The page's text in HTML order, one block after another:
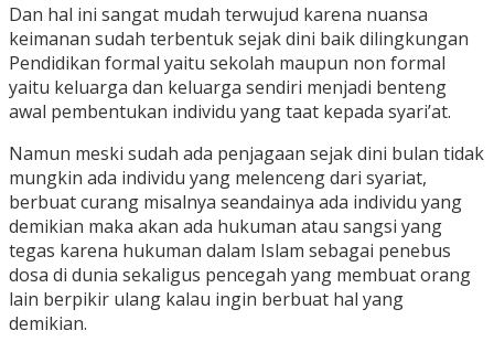
Dan hal ini sangat mudah terwujud karena nuansa
keimanan sudah terbentuk sejak dini baik dilingkungan
Pendidikan formal yaitu sekolah maupun non formal
yaitu keluarga dan keluarga sendiri menjadi benteng
awal pembentukan individu yang taat kepada syari’at.
Namun meski sudah ada penjagaan sejak dini bulan tidak
mungkin ada individu yang melenceng dari syariat,
berbuat curang misalnya seandainya ada individu yang
demikian maka akan ada hukuman atau sangsi yang
tegas karena hukuman dalam Islam sebagai penebus
dosa di dunia sekaligus pencegah yang membuat orang
lain berpikir ulang kalau ingin berbuat hal yang
demikian.